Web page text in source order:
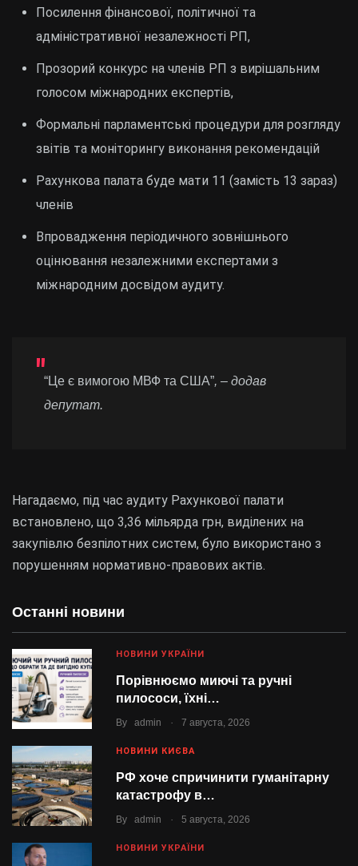
Останні новини
НОВИНИ УКРАЇНИ
Порівнюємо миючі та ручні
пилососи, їхні…
By admin . 7 августа, 2026
НОВИНИ КИЄВА
РФ хоче спричинити гуманітарну
катастрофу в…
By admin . 5 августа, 2026
НОВИНИ УКРАЇНИ
Посилення фінансової, політичної та
адміністративної незалежності РП,
Прозорий конкурс на членів РП з вирішальним
голосом міжнародних експертів,
Формальні парламентські процедури для розгляду
звітів та моніторингу виконання рекомендацій
Рахункова палата буде мати 11 (замість 13 зараз)
членів
Впровадження періодичного зовнішнього
оцінювання незалежними експертами з
міжнародним досвідом аудиту.
“Це є вимогою МВФ та США”, – додав
депутат.
Нагадаємо, під час аудиту Рахункової палати
встановлено, що 3,36 мільярда грн, виділених на
закупівлю безпілотних систем, було використано з
порушенням нормативно-правових актів.